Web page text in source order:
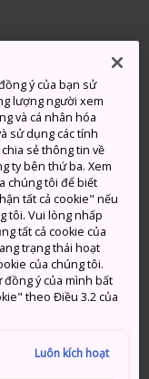
đi dạo
tưởng để chia tay
đến cho du
khung cảnh
nở rộ lộng lẫy.
ý của bạn sử
lượng người xem
và cá nhân hóa
sử dụng các tính
sẻ thông tin về
ty bên thứ ba. Xem
chúng tôi để biết
tất cả cookie" nếu
tôi. Vui lòng nhấp
tất cả cookie của
trạng thái hoạt
của chúng tôi.
đồng ý của mình bất
theo Điều 3.2 của
Luôn kích hoạt